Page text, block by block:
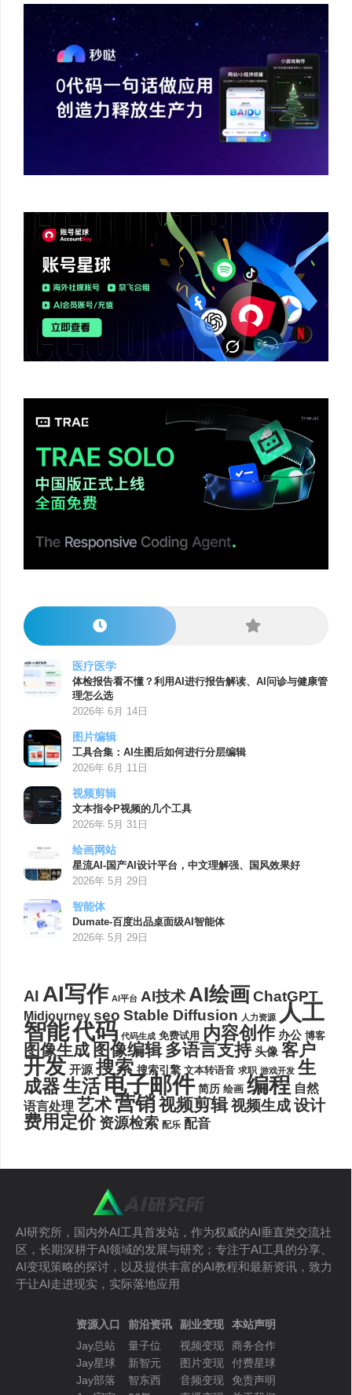
医疗医学
体检报告看不懂？利用AI进行报告解读、AI问诊与健康管
理怎么选
2026年 6月 14日
图片编辑
工具合集：AI生图后如何进行分层编辑
2026年 6月 11日
视频剪辑
文本指令P视频的几个工具
2026年 5月 31日
绘画网站
星流AI-国产AI设计平台，中文理解强、国风效果好
2026年 5月 29日
智能体
Dumate-百度出品桌面级AI智能体
2026年 5月 29日
AI AI写作 AI平台 AI技术AI绘画ChatGPT
Midjourney seo Stable Diffusion 人力资源 人工
智能代码 代码生成 免费试用 内容创作 办公 博客
图像生成 图像编辑 多语言支持 头像 客户
开发 开源 搜索 搜索引擎 文本转语音 求职 游戏开发 生
成器生活电子邮件 简历 绘画 编程 自然
语言处理 艺术营销视频剪辑视频生成设计
费用定价 资源检索 配乐 配音
AI研究所，国内外AI工具首发站，作为权威的AI垂直类交流社
区，长期深耕于AI领域的发展与研究；专注于AI工具的分享、
AI变现策略的探讨，以及提供丰富的AI教程和最新资讯，致力
于让AI走进现实，实际落地应用
资源入口
Jay总站
Jay星球
Jay部落
前沿资讯
量子位
新智元
智东西
副业变现
视频变现
图片变现
音频变现
本站声明
商务合作
付费星球
免责声明